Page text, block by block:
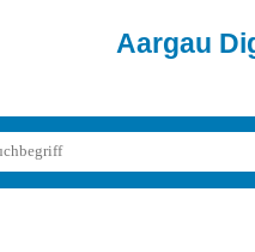
Aargau